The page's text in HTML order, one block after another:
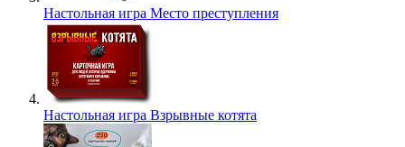
Настольная игра Место преступления
Настольная игра Взрывные котята